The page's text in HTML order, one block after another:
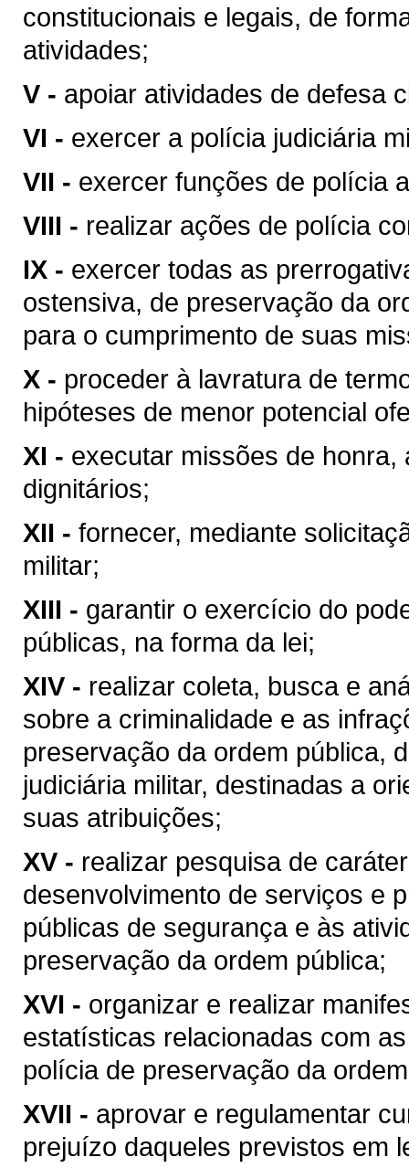
constitucionais e legais, de
atividades;
V - apoiar atividades de defesa
VI - exercer a polícia judiciária
VII - exercer funções de polícia
VIII - realizar ações de polícia
IX - exercer todas as
ostensiva, de preservação da
para o cumprimento de suas
X - proceder à lavratura de
hipóteses de menor potencial
XI - executar missões de
dignitários;
XII - fornecer, mediante
militar;
XIII - garantir o exercício do
públicas, na forma da lei;
XIV - realizar coleta, busca e
sobre a criminalidade e as
preservação da ordem pública,
judiciária militar, destinadas a
suas atribuições;
XV - realizar pesquisa de
desenvolvimento de serviços e
públicas de segurança e às
preservação da ordem pública;
XVI - organizar e realizar
estatísticas relacionadas com
polícia de preservação da
XVII - aprovar e regulamentar
prejuízo daqueles previstos em